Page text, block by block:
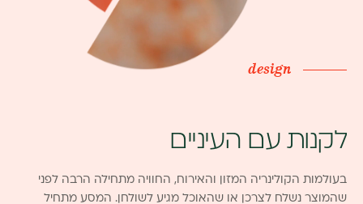
design
לקנות עם העיניים
בעולמות הקולינריה המזון והאירוח, החוויה מתחילה הרבה לפני
שהמוצר נשלח לצרכן או שהאוכל מגיע לשולחן. המסע מתחיל